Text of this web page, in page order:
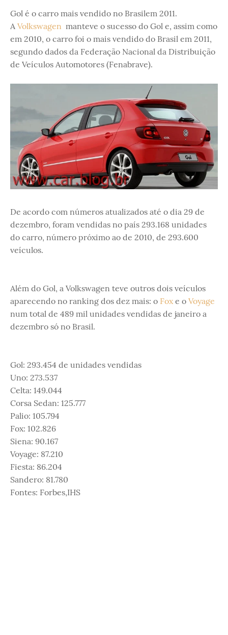
Gol é o carro mais vendido no Brasilem 2011.
A Volkswagen manteve o sucesso do Gol e, assim como
em 2010, o carro foi o mais vendido do Brasil em 2011,
segundo dados da Federação Nacional da Distribuição
de Veículos Automotores (Fenabrave).
De acordo com números atualizados até o dia 29 de
dezembro, foram vendidas no país 293.168 unidades
do carro, número próximo ao de 2010, de 293.600
veículos.
Além do Gol, a Volkswagen teve outros dois veículos
aparecendo no ranking dos dez mais: o Foxe o Voyage
num total de 489 mil unidades vendidas de janeiro a
dezembro só no Brasil.
Gol: 293.454 de unidades vendidas
Uno: 273.537
Celta: 149.044
Corsa Sedan: 125.777
Palio: 105.794
Fox: 102.826
Siena: 90.167
Voyage: 87.210
Fiesta: 86.204
Sandero: 81.780
Fontes: Forbes,IHS